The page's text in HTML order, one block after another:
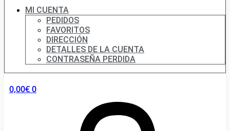
MI CUENTA
PEDIDOS
FAVORITOS
DIRECCIÓN
DETALLES DE LA CUENTA
CONTRASEÑA PERDIDA
0,00€0